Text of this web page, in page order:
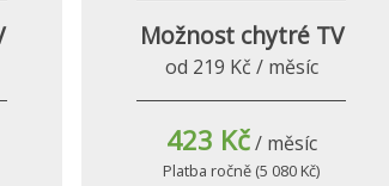
Možnost chytré TV
od 219 Kč / měsíc
423 Kč/ měsíc
Platba ročně (5 080 Kč)